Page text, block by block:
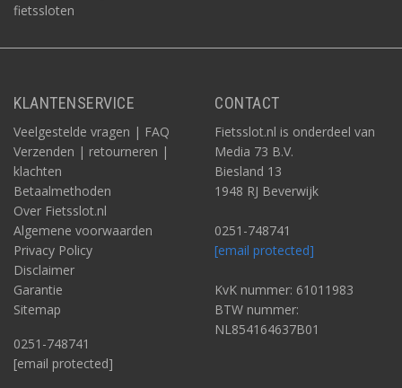
fietssloten
KLANTENSERVICE
Veelgestelde vragen | FAQ
Verzenden | retourneren |
klachten
Betaalmethoden
Over Fietsslot.nl
Algemene voorwaarden
Privacy Policy
Disclaimer
Garantie
Sitemap
0251-748741
[email protected]
CONTACT
Fietsslot.nl is onderdeel van
Media 73 B.V.
Biesland 13
1948 RJ Beverwijk
0251-748741
[email protected]
KvK nummer: 61011983
BTW nummer:
NL854164637B01